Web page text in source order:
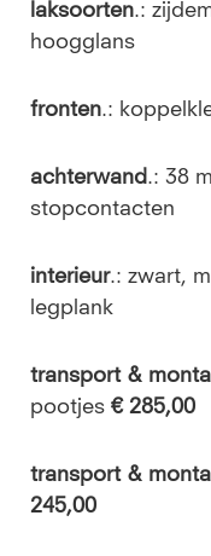
laksoorten.:
hoogglans
fronten.:
achterwand.: 38
stopcontacten
interieur.: zwart,
legplank
transport &
pootjes € 285,00
transport &
245,00